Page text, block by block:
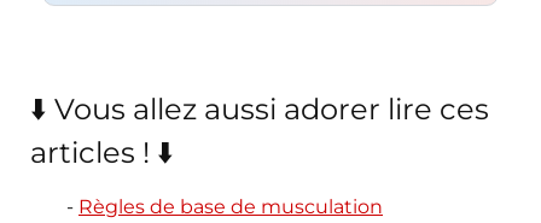
⬇️ Vous allez aussi adorer lire ces
articles ! ⬇️
Règles de base de musculation